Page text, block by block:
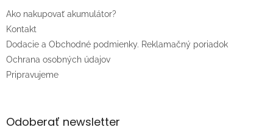
Ako nakupovať akumulátor?
Kontakt
Dodacie a Obchodné podmienky. Reklamačný poriadok
Ochrana osobných údajov
Pripravujeme
Odoberať newsletter